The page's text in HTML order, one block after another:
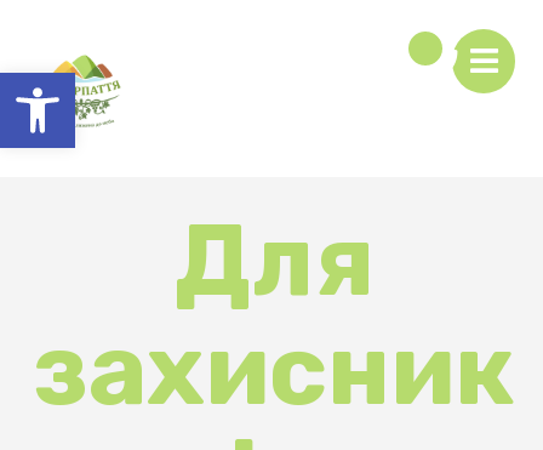
Відкрити Панель інструментів
Для
захисник
ів